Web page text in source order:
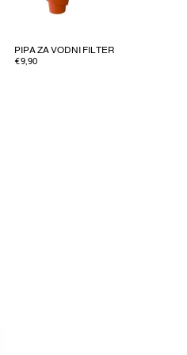
PIPA ZA VODNI FILTER
€9,90